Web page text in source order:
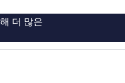
더 많은